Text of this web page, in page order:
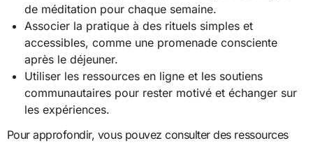
de méditation pour chaque semaine.
Associer la pratique à des rituels simples et
accessibles, comme une promenade consciente
après le déjeuner.
Utiliser les ressources en ligne et les soutiens
communautaires pour rester motivé et échanger sur
les expériences.
Pour approfondir, vous pouvez consulter des ressources